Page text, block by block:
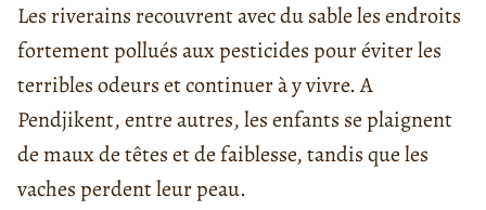
Les riverains recouvrent avec du sable les endroits
fortement pollués aux pesticides pour éviter les
terribles odeurs et continuer à y vivre. A
Pendjikent, entre autres, les enfants se plaignent
de maux de têtes et de faiblesse, tandis que les
vaches perdent leur peau.